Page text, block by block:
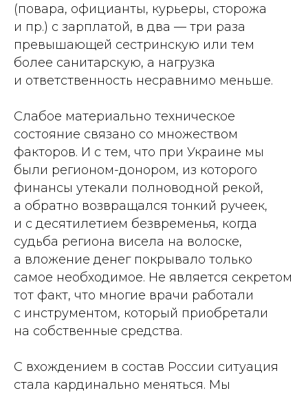
(повара, официанты, курьеры, сторожа
и пр.) с зарплатой, в два — три раза
превышающей сестринскую или тем
более санитарскую, а нагрузка
и ответственность несравнимо меньше.
Слабое материально техническое
состояние связано со множеством
факторов. И с тем, что при Украине мы
были регионом-­донором, из которого
финансы утекали полноводной рекой,
а обратно возвращался тонкий ручеек,
и с десятилетием безвременья, когда
судьба региона висела на волоске,
а вложение денег покрывало только
самое необходимое. Не является секретом
тот факт, что многие врачи работали
с инструментом, который приобретали
на собственные средства.
С вхождением в состав России ситуация
стала кардинально меняться. Мы